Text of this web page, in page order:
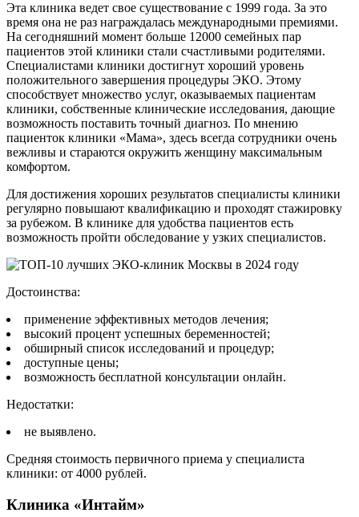
Эта клиника ведет свое существование с 1999 года. За это
время она не раз награждалась международными премиями.
На сегодняшний момент больше 12000 семейных пар
пациентов этой клиники стали счастливыми родителями.
Специалистами клиники достигнут хороший уровень
положительного завершения процедуры ЭКО. Этому
способствует множество услуг, оказываемых пациентам
клиники, собственные клинические исследования, дающие
возможность поставить точный диагноз. По мнению
пациенток клиники «Мама», здесь всегда сотрудники очень
вежливы и стараются окружить женщину максимальным
комфортом.
Для достижения хороших результатов специалисты клиники
регулярно повышают квалификацию и проходят стажировку
за рубежом. В клинике для удобства пациентов есть
возможность пройти обследование у узких специалистов.
Достоинства:
применение эффективных методов лечения;
высокий процент успешных беременностей;
обширный список исследований и процедур;
доступные цены;
возможность бесплатной консультации онлайн.
Недостатки:
не выявлено.
Средняя стоимость первичного приема у специалиста
клиники: от 4000 рублей.
Клиника «Интайм»